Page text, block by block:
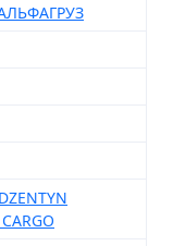
АЛЬФАГРУЗ